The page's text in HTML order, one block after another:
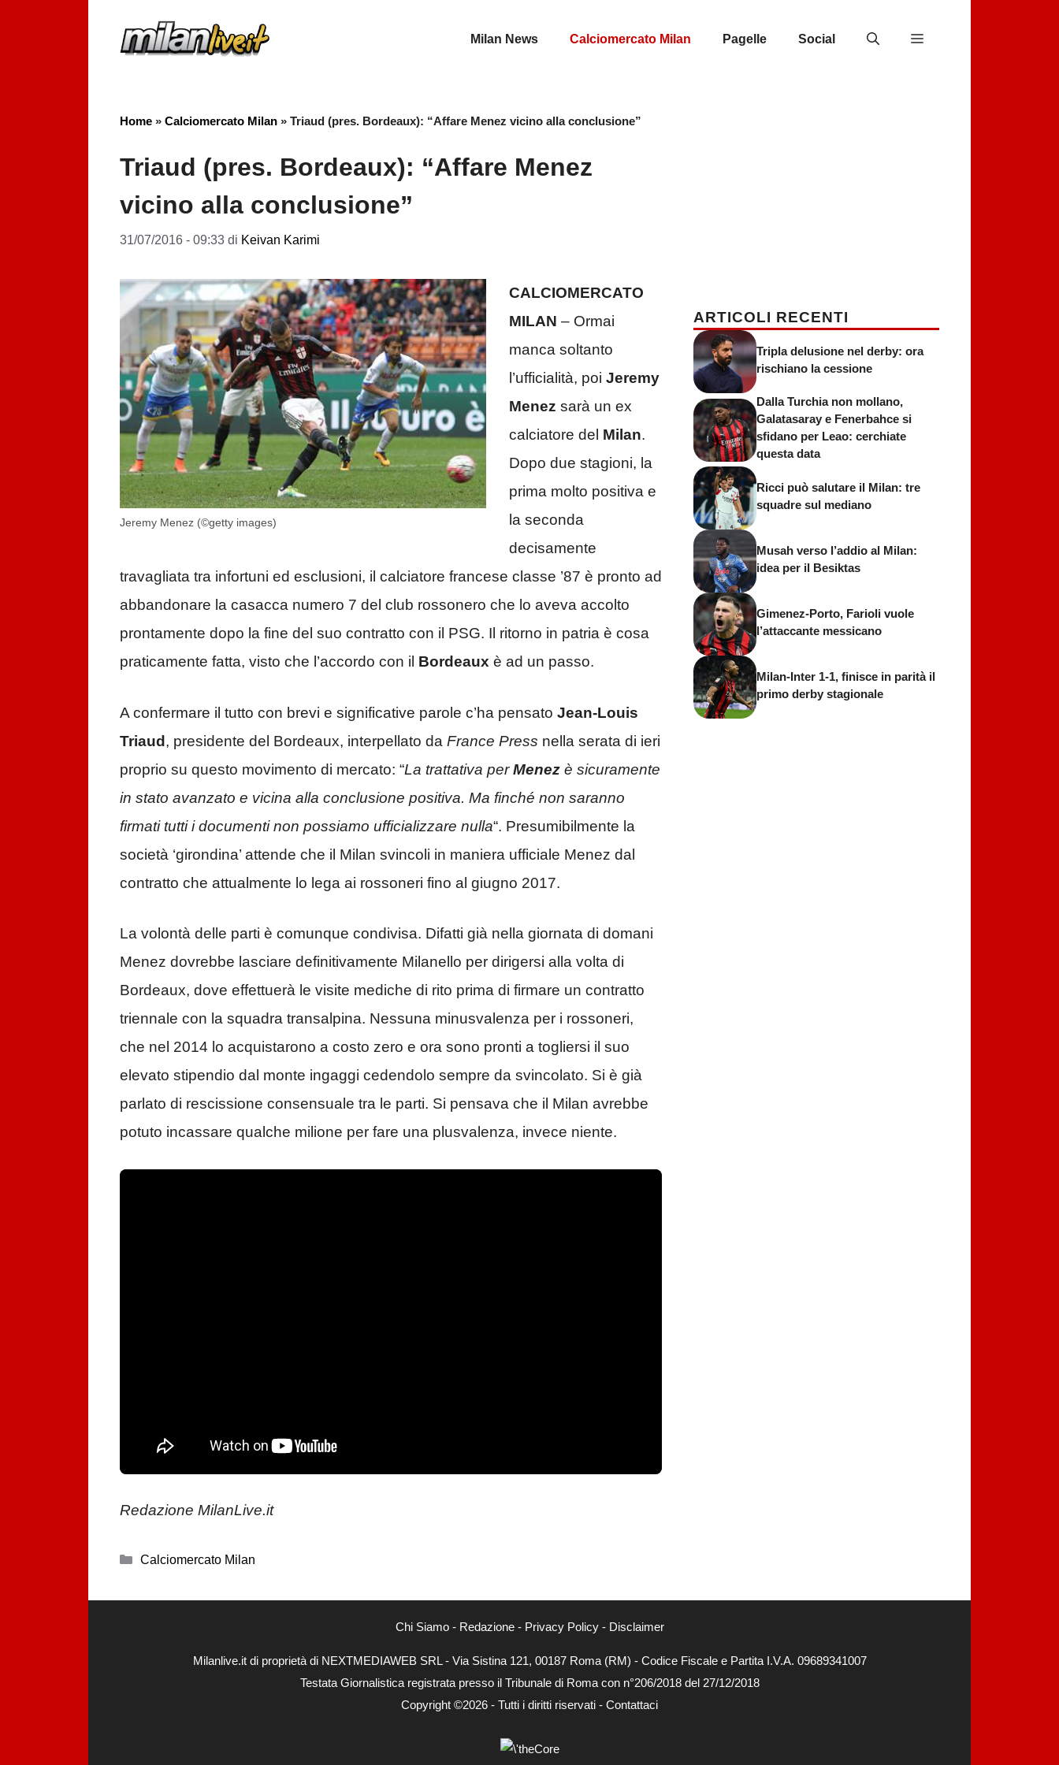
Milan News Calciomercato Milan Pagelle Social
Home » Calciomercato Milan » Triaud (pres. Bordeaux): “Affare Menez vicino alla conclusione”
Triaud (pres. Bordeaux): “Affare Menez
vicino alla conclusione”
31/07/2016 - 09:33 di Keivan Karimi
Jeremy Menez (©getty images)
CALCIOMERCATO
MILAN – Ormai
manca soltanto
l’ufficialità, poi Jeremy
Menez sarà un ex
calciatore del Milan.
Dopo due stagioni, la
prima molto positiva e
la seconda
decisamente
travagliata tra infortuni ed esclusioni, il calciatore francese classe ’87 è pronto ad
abbandonare la casacca numero 7 del club rossonero che lo aveva accolto
prontamente dopo la fine del suo contratto con il PSG. Il ritorno in patria è cosa
praticamente fatta, visto che l’accordo con il Bordeaux è ad un passo.
A confermare il tutto con brevi e significative parole c’ha pensato Jean-Louis
Triaud, presidente del Bordeaux, interpellato da France Press nella serata di ieri
proprio su questo movimento di mercato: “La trattativa perMenez è sicuramente
in stato avanzato e vicina alla conclusione positiva. Ma finché non saranno
firmati tutti i documenti non possiamo ufficializzare nulla“. Presumibilmente la
società ‘girondina’ attende che il Milan svincoli in maniera ufficiale Menez dal
contratto che attualmente lo lega ai rossoneri fino al giugno 2017.
La volontà delle parti è comunque condivisa. Difatti già nella giornata di domani
Menez dovrebbe lasciare definitivamente Milanello per dirigersi alla volta di
Bordeaux, dove effettuerà le visite mediche di rito prima di firmare un contratto
triennale con la squadra transalpina. Nessuna minusvalenza per i rossoneri,
che nel 2014 lo acquistarono a costo zero e ora sono pronti a togliersi il suo
elevato stipendio dal monte ingaggi cedendolo sempre da svincolato. Si è già
parlato di rescissione consensuale tra le parti. Si pensava che il Milan avrebbe
potuto incassare qualche milione per fare una plusvalenza, invece niente.
Redazione MilanLive.it
Categorie
Calciomercato Milan
ARTICOLI RECENTI
Tripla delusione nel derby: ora
rischiano la cessione
Dalla Turchia non mollano,
Galatasaray e Fenerbahce si
sfidano per Leao: cerchiate
questa data
Ricci può salutare il Milan: tre
squadre sul mediano
Musah verso l’addio al Milan:
idea per il Besiktas
Gimenez-Porto, Farioli vuole
l’attaccante messicano
Milan-Inter 1-1, finisce in parità il
primo derby stagionale
Chi Siamo- Redazione- Privacy Policy- Disclaimer
Milanlive.it di proprietà di NEXTMEDIAWEB SRL - Via Sistina 121, 00187 Roma (RM) - Codice Fiscale e Partita I.V.A. 09689341007
Testata Giornalistica registrata presso il Tribunale di Roma con n°206/2018 del 27/12/2018
Copyright ©2026 - Tutti i diritti riservati - Contattaci